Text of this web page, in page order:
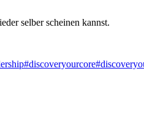
selber scheinen kannst.
#discoveryourcore